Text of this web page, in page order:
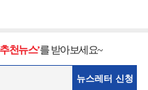
추천뉴스’를 받아보세요~
뉴스레터 신청